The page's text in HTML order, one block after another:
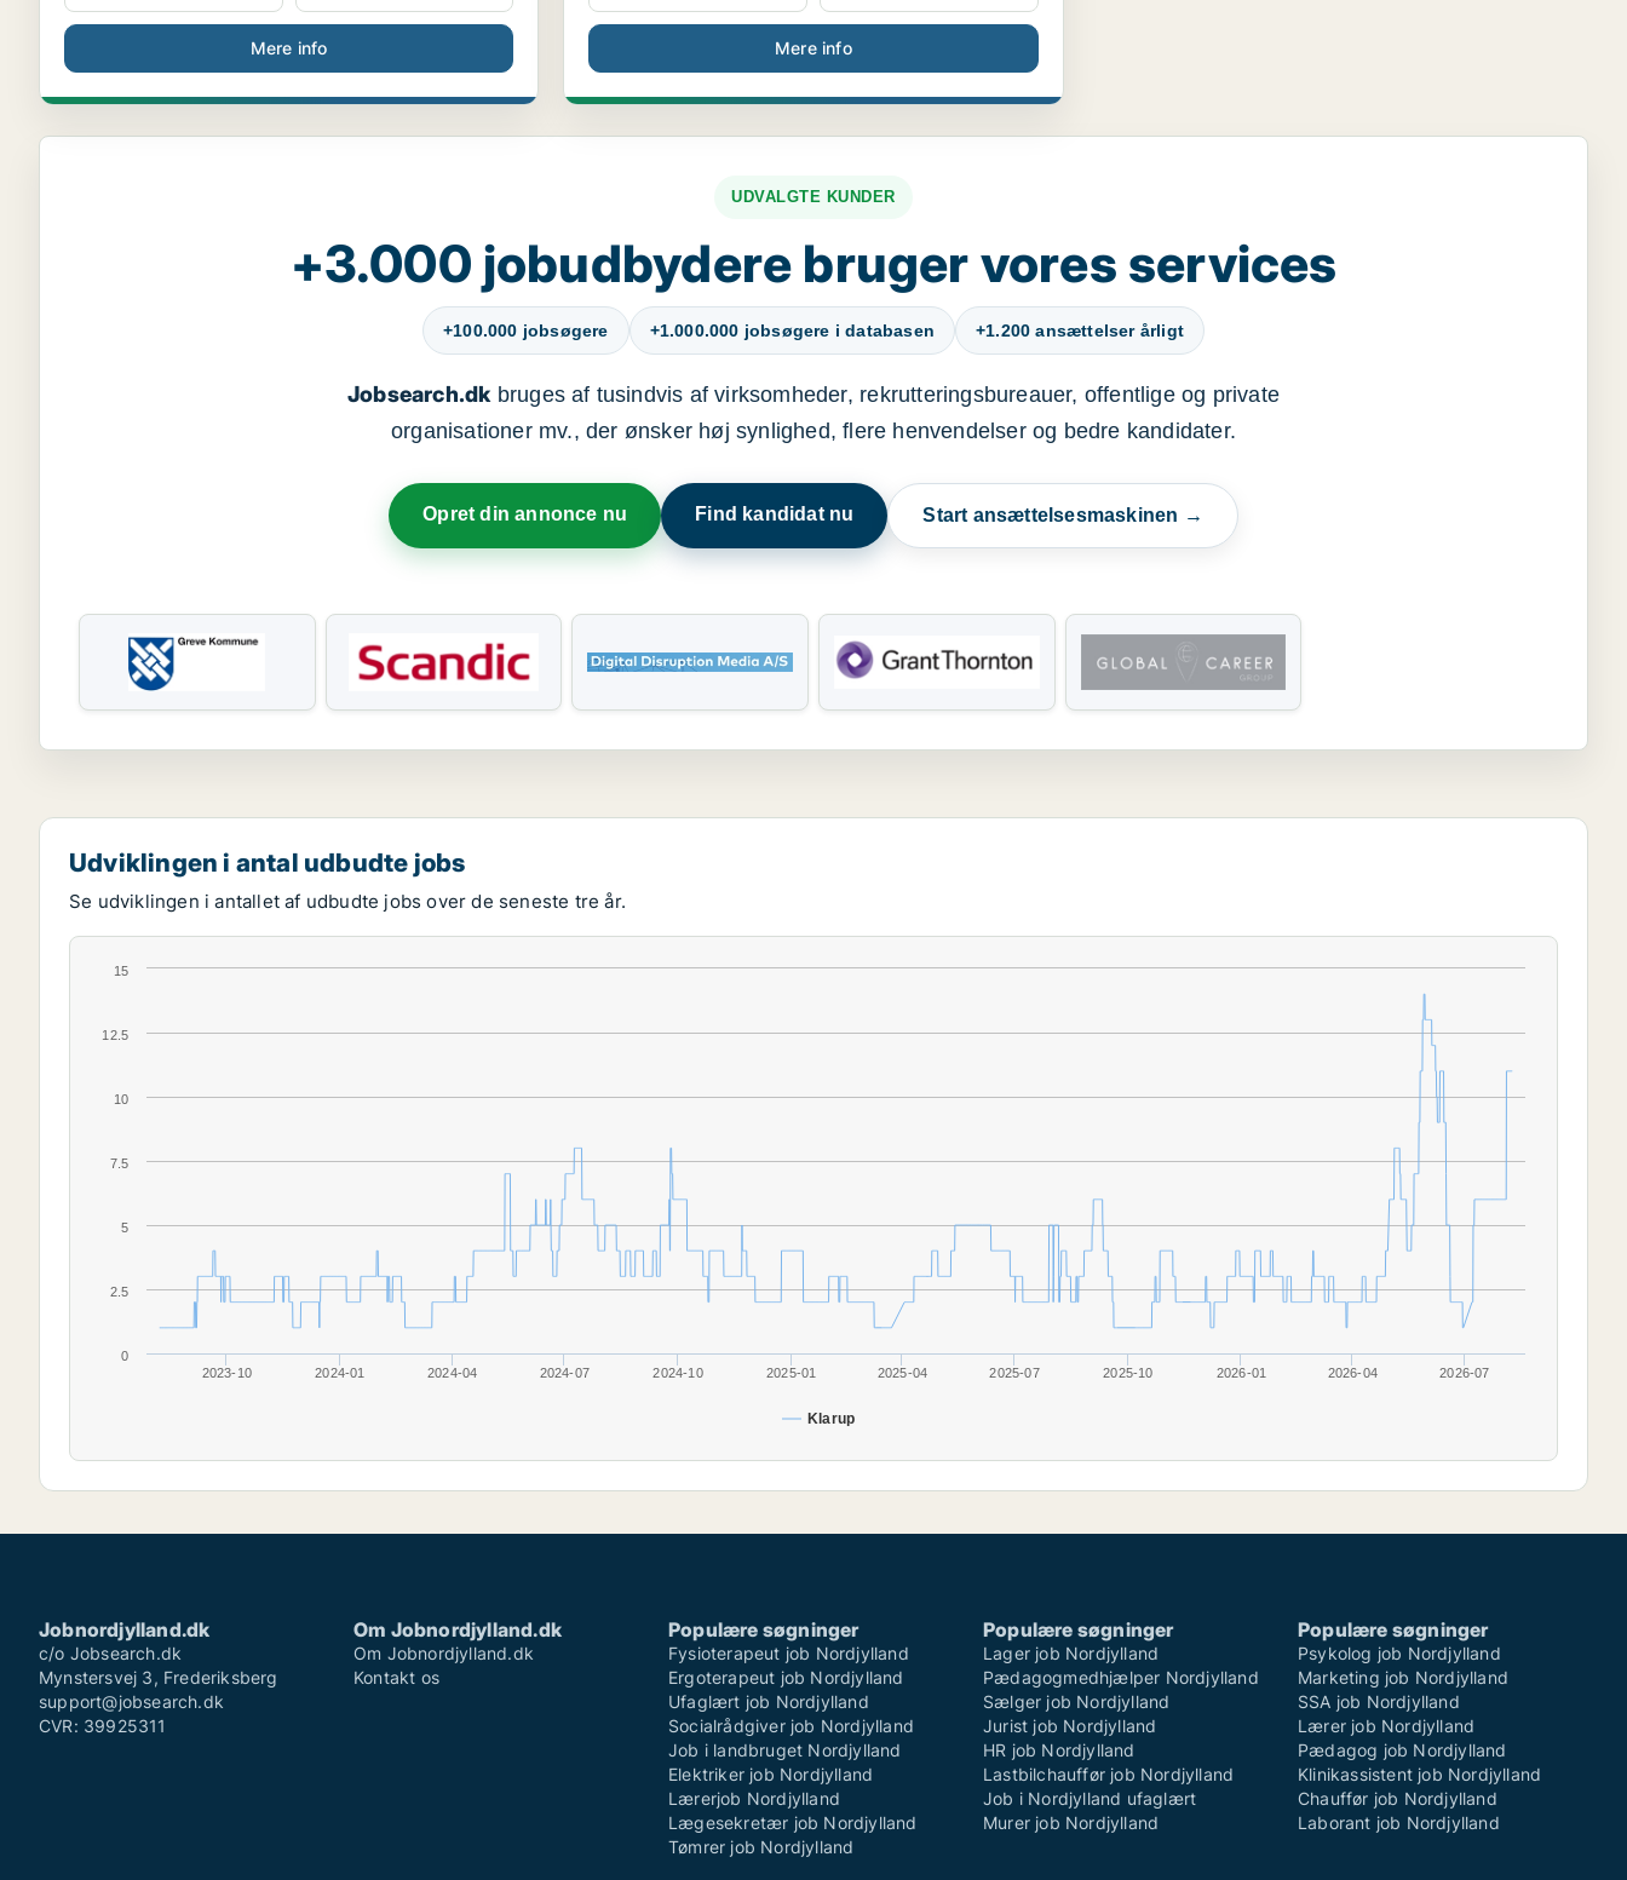
Mere info Mere info
UDVALGTE KUNDER
+3.000 jobudbydere bruger vores services
+100.000 jobsøgere +1.000.000 jobsøgere i databasen +1.200 ansættelser årligt
Jobsearch.dkbruges af tusindvis af virksomheder, rekrutteringsbureauer, offentlige og private
organisationer mv., der ønsker høj synlighed, flere henvendelser og bedre kandidater.
Opret din annonce nu Find kandidat nu Start ansættelsesmaskinen →
Udviklingen i antal udbudte jobs
Se udviklingen i antallet af udbudte jobs over de seneste tre år.
Klarup
2023-10 2024-01 2024-04 2024-07 2024-10 2025-01 2025-04 2025-07 2025-10 2026-01 2026-04 2026-07
0
2.5
5
7.5
10
12.5
15
Jobnordjylland.dk
c/o Jobsearch.dk
Mynstersvej 3, Frederiksberg
support@jobsearch.dk
CVR: 39925311
Om Jobnordjylland.dk
Om Jobnordjylland.dk
Kontakt os
Populære søgninger
Fysioterapeut job Nordjylland
Ergoterapeut job Nordjylland
Ufaglært job Nordjylland
Socialrådgiver job Nordjylland
Job i landbruget Nordjylland
Elektriker job Nordjylland
Lærerjob Nordjylland
Lægesekretær job Nordjylland
Tømrer job Nordjylland
Populære søgninger
Lager job Nordjylland
Pædagogmedhjælper Nordjylland
Sælger job Nordjylland
Jurist job Nordjylland
HR job Nordjylland
Lastbilchauffør job Nordjylland
Job i Nordjylland ufaglært
Murer job Nordjylland
Populære søgninger
Psykolog job Nordjylland
Marketing job Nordjylland
SSA job Nordjylland
Lærer job Nordjylland
Pædagog job Nordjylland
Klinikassistent job Nordjylland
Chauffør job Nordjylland
Laborant job Nordjylland